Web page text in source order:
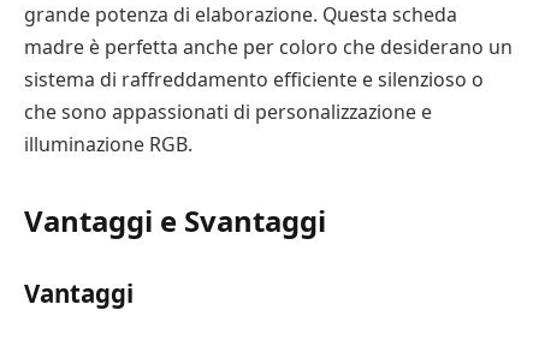
grande potenza di elaborazione. Questa scheda
madre è perfetta anche per coloro che desiderano un
sistema di raffreddamento efficiente e silenzioso o
che sono appassionati di personalizzazione e
illuminazione RGB.
Vantaggi e Svantaggi
Vantaggi